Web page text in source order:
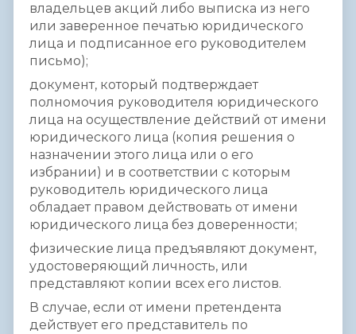
владельцев акций либо выписка из него
или заверенное печатью юридического
лица и подписанное его руководителем
письмо);
документ, который подтверждает
полномочия руководителя юридического
лица на осуществление действий от имени
юридического лица (копия решения о
назначении этого лица или о его
избрании) и в соответствии с которым
руководитель юридического лица
обладает правом действовать от имени
юридического лица без доверенности;
физические лица предъявляют документ,
удостоверяющий личность, или
представляют копии всех его листов.
В случае, если от имени претендента
действует его представитель по